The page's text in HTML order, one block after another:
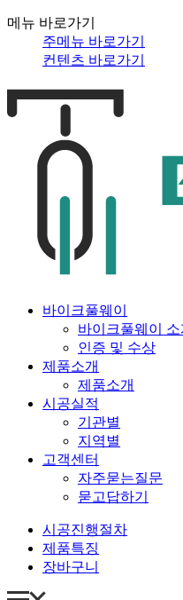
메뉴 바로가기
주메뉴 바로가기
컨텐츠 바로가기
바이크풀웨이
바이크풀웨이 소
인증 및 수상
제품소개
제품소개
시공실적
기관별
지역별
고객센터
자주묻는질문
묻고답하기
시공진행절차
제품특징
장바구니